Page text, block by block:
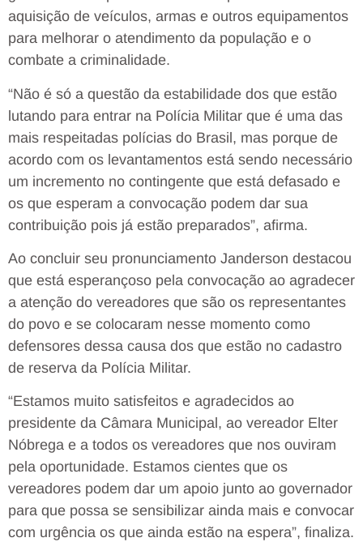
aquisição de veículos, armas e outros equipamentos
para melhorar o atendimento da população e o
combate a criminalidade.
“Não é só a questão da estabilidade dos que estão
lutando para entrar na Polícia Militar que é uma das
mais respeitadas polícias do Brasil, mas porque de
acordo com os levantamentos está sendo necessário
um incremento no contingente que está defasado e
os que esperam a convocação podem dar sua
contribuição pois já estão preparados”, afirma.
Ao concluir seu pronunciamento Janderson destacou
que está esperançoso pela convocação ao agradecer
a atenção do vereadores que são os representantes
do povo e se colocaram nesse momento como
defensores dessa causa dos que estão no cadastro
de reserva da Polícia Militar.
“Estamos muito satisfeitos e agradecidos ao
presidente da Câmara Municipal, ao vereador Elter
Nóbrega e a todos os vereadores que nos ouviram
pela oportunidade. Estamos cientes que os
vereadores podem dar um apoio junto ao governador
para que possa se sensibilizar ainda mais e convocar
com urgência os que ainda estão na espera”, finaliza.